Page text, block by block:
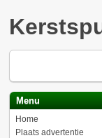
Menu
Home
Plaats advertentie